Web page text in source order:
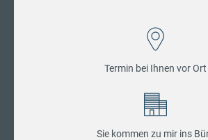
Termin bei Ihnen vor Ort
Sie kommen zu mir ins